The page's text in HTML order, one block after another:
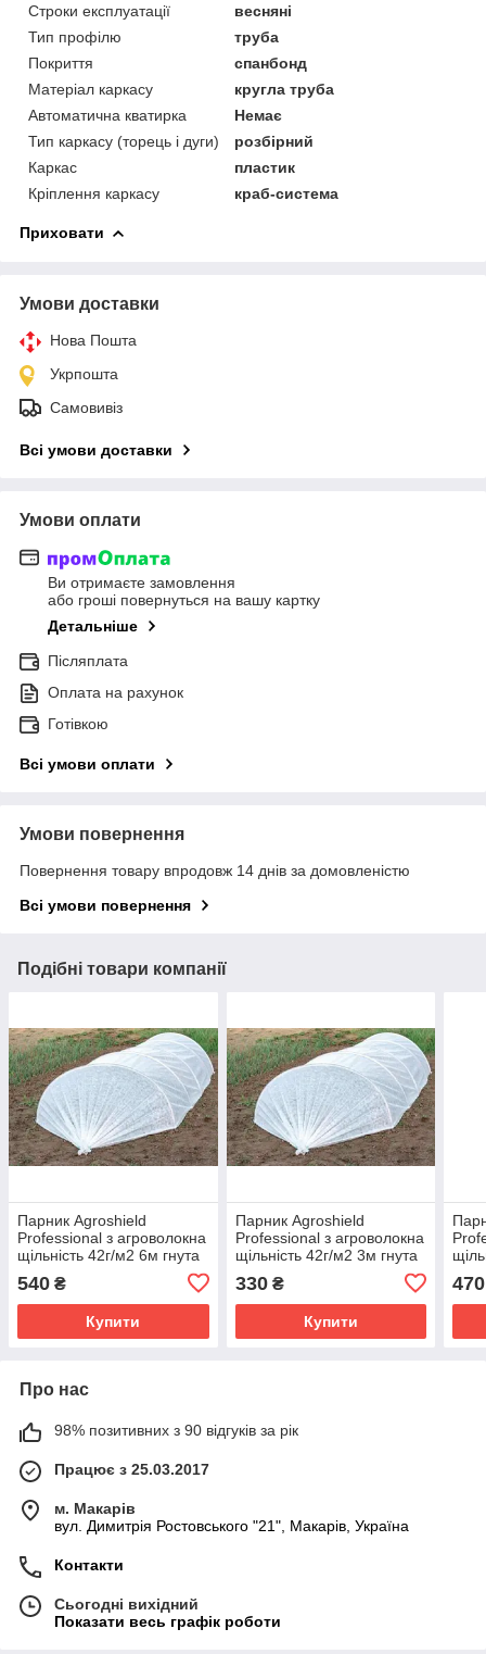
Строки експлуатації
весняні
Тип профілю
труба
Покриття
спанбонд
Матеріал каркасу
кругла труба
Автоматична кватирка
Немає
Тип каркасу (торець і дуги)
розбірний
Каркас
пластик
Кріплення каркасу
краб-система
Приховати
Умови доставки
Нова Пошта
Укрпошта
Самовивіз
Всі умови доставки
Умови оплати
Ви отримаєте замовлення
або гроші повернуться на вашу картку
Детальніше
Післяплата
Оплата на рахунок
Готівкою
Всі умови оплати
Умови повернення
Повернення товару впродовж 14 днів за домовленістю
Всі умови повернення
Подібні товари компанії
Парник Agroshield
Professional з агроволокна
щільність 42г/м2 6м гнута
540 ₴
Купити
Парник Agroshield
Professional з агроволокна
щільність 42г/м2 3м гнута
330₴
Купити
470
Про нас
98% позитивних з 90 відгуків за рік
Працює з 25.03.2017
м. Макарів
вул. Димитрія Ростовського "21", Макарів, Україна
Контакти
Сьогодні вихідний
Показати весь графік роботи